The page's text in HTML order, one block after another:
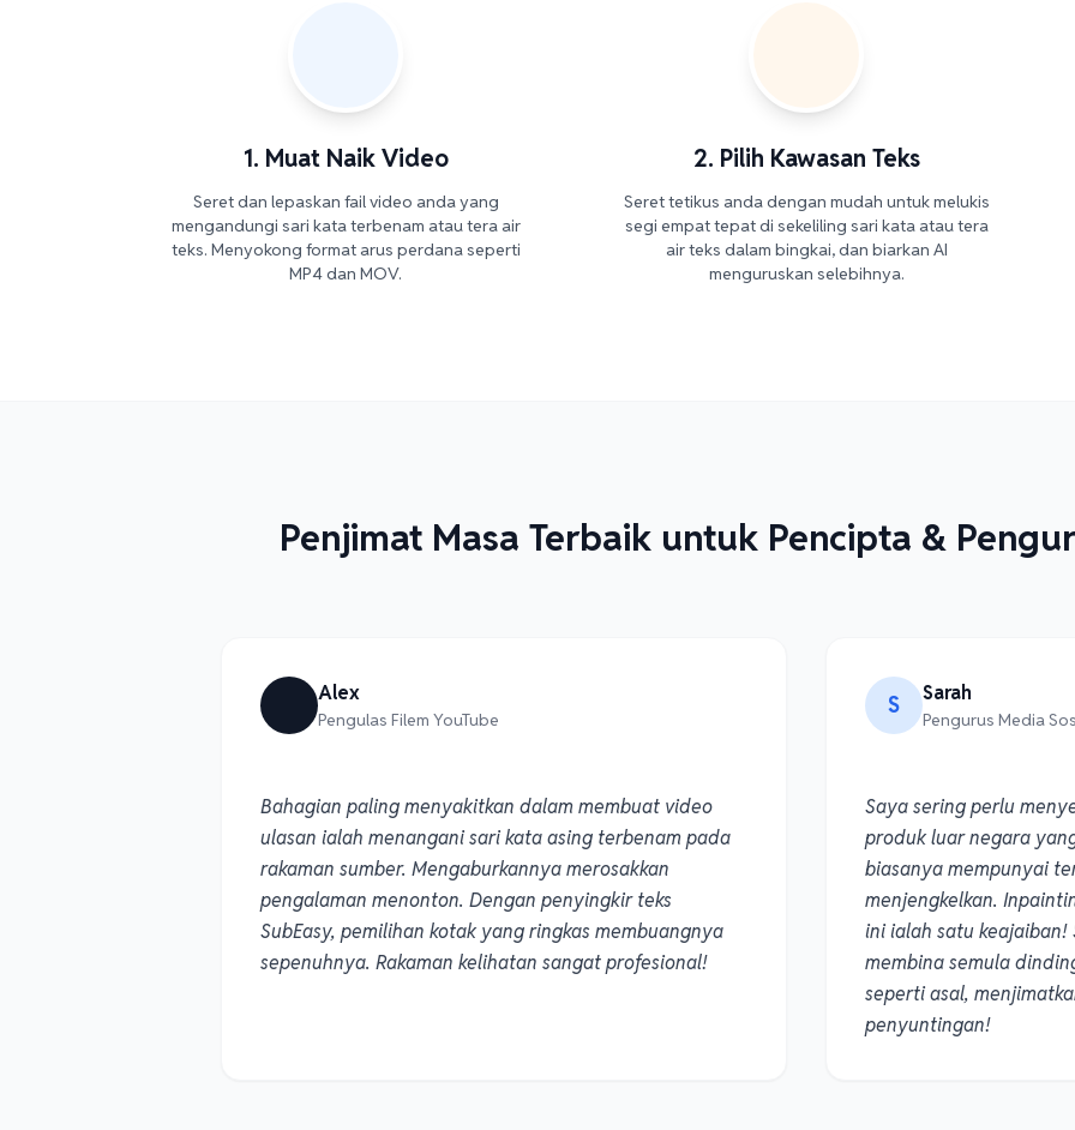
1. Muat Naik Video
Seret dan lepaskan fail video anda yang
mengandungi sari kata terbenam atau tera air
teks. Menyokong format arus perdana seperti
MP4 dan MOV.
2. Pilih Kawasan Teks
Seret tetikus anda dengan mudah untuk melukis
segi empat tepat di sekeliling sari kata atau tera
air teks dalam bingkai, dan biarkan AI
menguruskan selebihnya.
Penjimat Masa Terbaik untuk Pencipta &
Alex
Pengulas Filem YouTube
Bahagian paling menyakitkan dalam membuat video
ulasan ialah menangani sari kata asing terbenam pada
rakaman sumber. Mengaburkannya merosakkan
pengalaman menonton. Dengan penyingkir teks
SubEasy, pemilihan kotak yang ringkas membuangnya
sepenuhnya. Rakaman kelihatan sangat profesional!
S Sarah
Pengurus Media
Saya sering perlu
produk luar negara
biasanya mempunyai
menjengkelkan.
ini ialah satu keajaiban!
membina semula
seperti asal,
penyuntingan!